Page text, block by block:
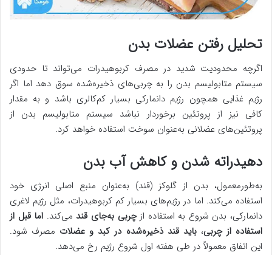
تحلیل رفتن عضلات بدن
اگرچه محدودیت شدید در مصرف کربوهیدرات می‌تواند تا حدودی
سیستم متابولیسم بدن را به چربی‌های ذخیره‌شده سوق دهد اما اگر
رژیم غذایی همچون رژیم دانمارکی بسیار کم‌کالری باشد و به مقدار
کافی نیز از پروتئین برخوردار نباشد سیستم متابولیسم بدن از
پروتئین‌های عضلانی به‌عنوان سوخت استفاده خواهد کرد.
دهیدراته شدن و کاهش آب بدن
به‌طورمعمول، بدن از گلوکز (قند) به‌عنوان منبع اصلی انرژی خود
استفاده می‌کند. اما در رژیم‌های بسیار کم کربوهیدرات، مثل رژیم لاغری
دانمارکی، بدن شروع به استفاده ازچربی به‌جای قندمی‌کند. اما قبل از
استفاده از چربی،باید قند ذخیره‌شده در کبد و عضلات مصرف شود.
این اتفاق معمولاً در طی هفته اول شروع رژیم رخ می‌دهد.